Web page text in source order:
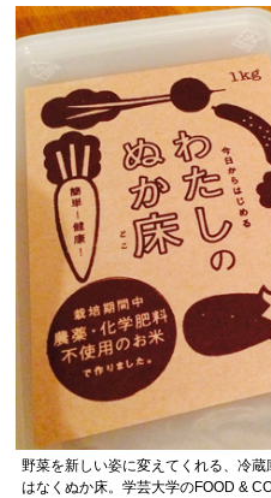
野菜を新しい姿に変えてくれる、冷
はなくぬか床。学芸大学のFOOD &